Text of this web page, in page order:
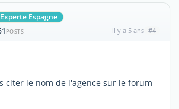
Experte Espagne
POSTS il y a 5 ans #4
citer le nom de l'agence sur le forum